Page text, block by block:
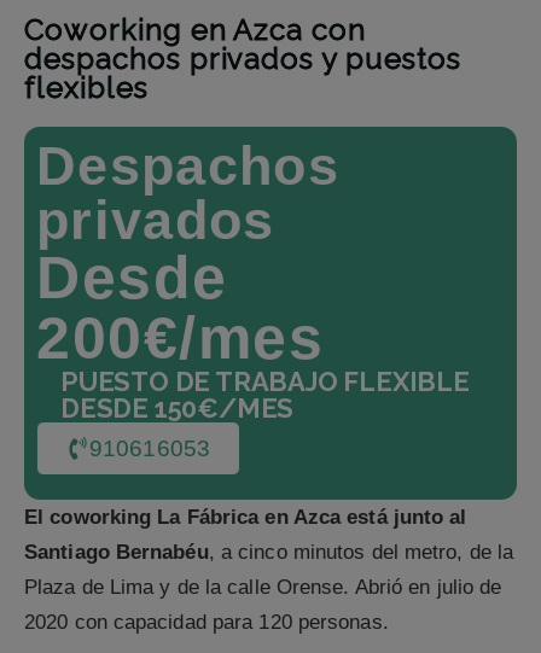
Coworking en Azca con
despachos privados y puestos
flexibles
Despachos
privados
Desde
200€/mes
PUESTO DE TRABAJO FLEXIBLE
DESDE 150€/MES
910616053
El coworking La Fábrica en Azca está junto al
Santiago Bernabéu, a cinco minutos del metro, de la
Plaza de Lima y de la calle Orense. Abrió en julio de
2020 con capacidad para 120 personas.